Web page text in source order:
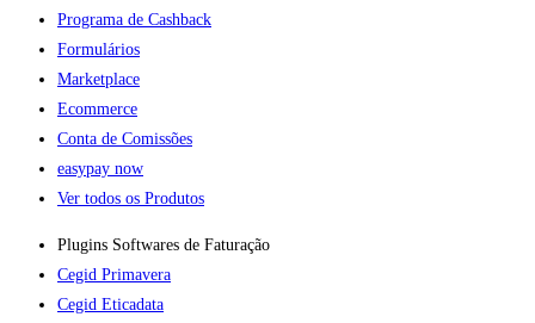
Programa de Cashback
Formulários
Marketplace
Ecommerce
Conta de Comissões
easypay now
Ver todos os Produtos
Plugins Softwares de Faturação​
Cegid Primavera
Cegid Eticadata